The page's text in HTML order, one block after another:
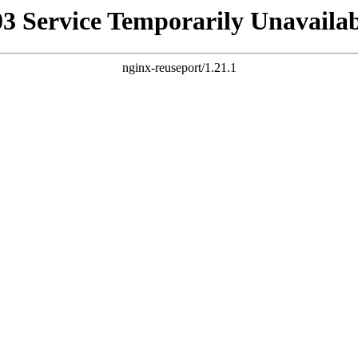
Service Temporarily
nginx-reuseport/1.21.1